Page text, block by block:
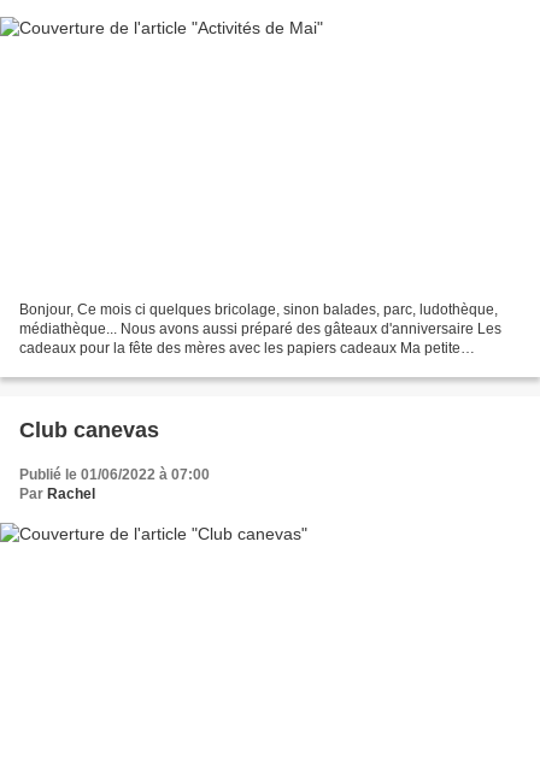
Bonjour, Ce mois ci quelques bricolage, sinon balades, parc, ludothèque,
médiathèque... Nous avons aussi préparé des gâteaux d'anniversaire Les
cadeaux pour la fête des mères avec les papiers cadeaux Ma petite
Club canevas
Publié le 01/06/2022 à 07:00
Par Rachel